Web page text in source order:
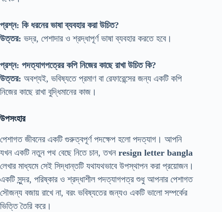
প্রশ্ন: কি ধরনের ভাষা ব্যবহার করা উচিত?
উত্তর: ভদ্র, পেশাদার ও শ্রদ্ধাপূর্ণ ভাষা ব্যবহার করতে হবে।
প্রশ্ন: পদত্যাগপত্রের কপি নিজের কাছে রাখা উচিত কি?
উত্তর: অবশ্যই, ভবিষ্যতে প্রমাণ বা রেফারেন্সের জন্য একটি কপি
নিজের কাছে রাখা বুদ্ধিমানের কাজ।
উপসংহার
পেশাগত জীবনের একটি গুরুত্বপূর্ণ পদক্ষেপ হলো পদত্যাগ। আপনি
যখন একটি নতুন পথ বেছে নিতে চান, তখন resign letter bangla
লেখার মাধ্যমে সেই সিদ্ধান্তটি যথাযথভাবে উপস্থাপন করা প্রয়োজন।
একটি সুন্দর, পরিষ্কার ও শ্রদ্ধাশীল পদত্যাগপত্র শুধু আপনার পেশাগত
সৌজন্য বজায় রাখে না, বরং ভবিষ্যতের জন্যও একটি ভালো সম্পর্কের
ভিত্তি তৈরি করে।